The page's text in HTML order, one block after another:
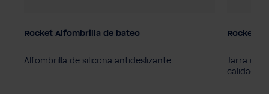
Rocket Alfombrilla de bateo
Alfombrilla de silicona antideslizante
Rocket
Jarra de
calidad